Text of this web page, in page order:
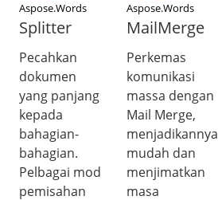
Aspose.Words
Splitter
Pecahkan
dokumen
yang panjang
kepada
bahagian-
bahagian.
Pelbagai mod
pemisahan
Aspose.Words
MailMerge
Perkemas
komunikasi
massa dengan
Mail Merge,
menjadikannya
mudah dan
menjimatkan
masa